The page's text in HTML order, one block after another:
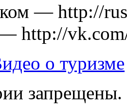
— http://
http://
о туризме
запрещены.